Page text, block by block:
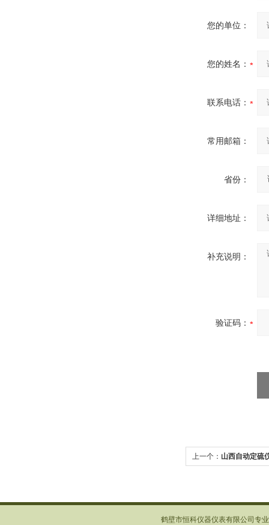
您的单位：
您的姓名：
联系电话：
常用邮箱：
省份：
详细地址：
补充说明：
验证码：
上一个： 山西自动定硫
鹤壁市恒科仪器仪表有限公司专